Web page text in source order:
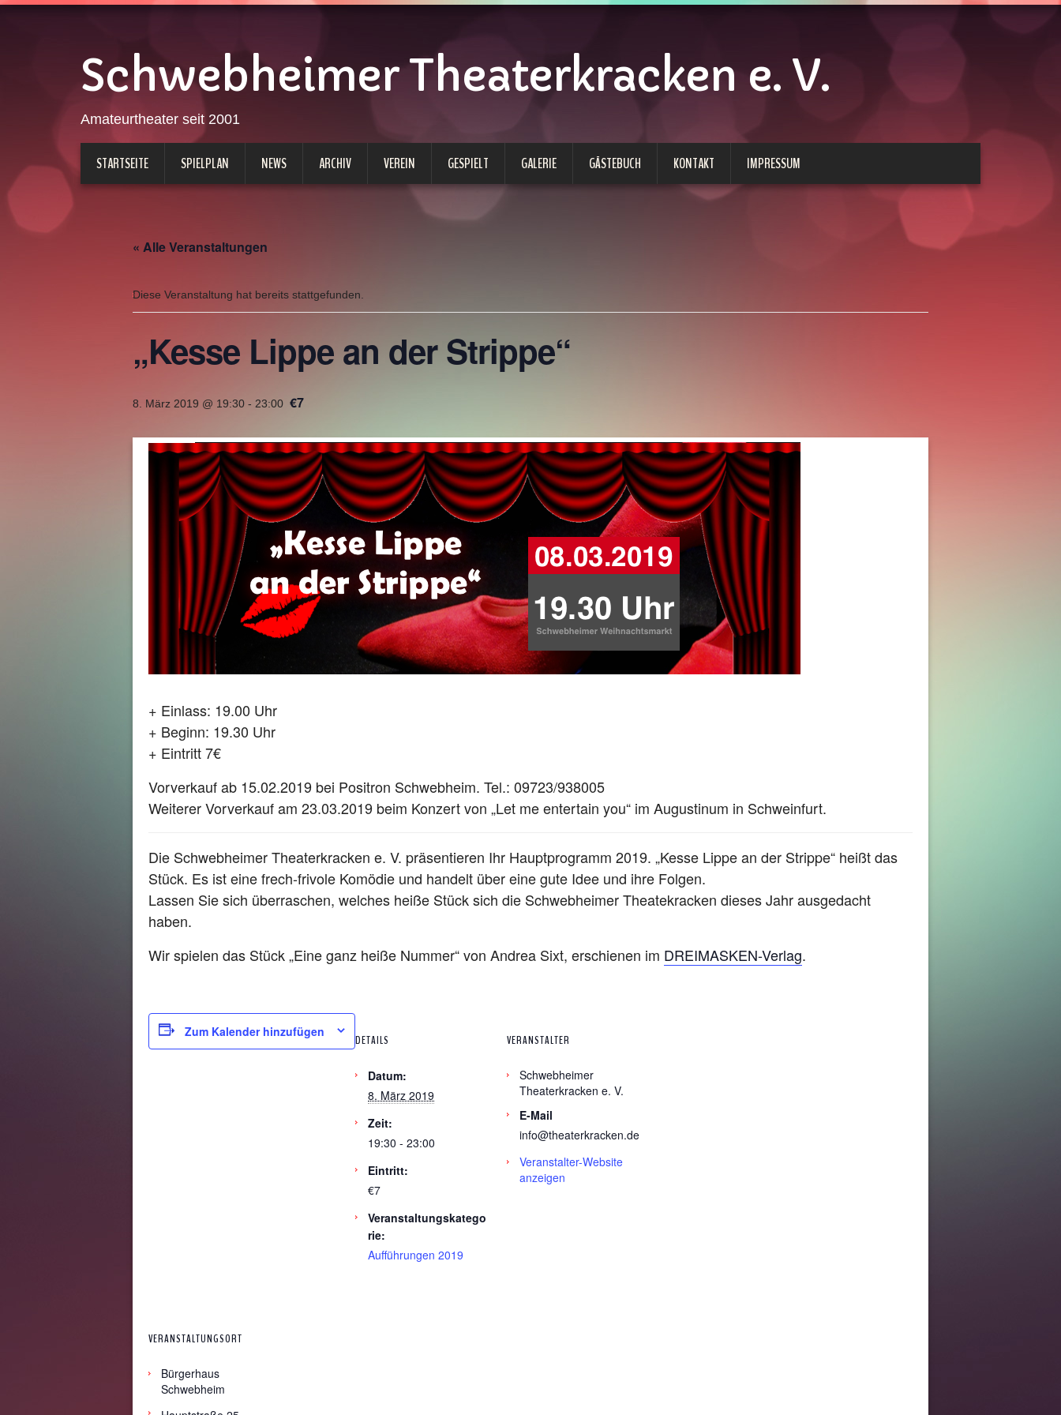
Schwebheimer Theaterkracken e. V.
Amateurtheater seit 2001
STARTSEITE SPIELPLAN NEWS ARCHIV VEREIN GESPIELT GALERIE GÄSTEBUCH KONTAKT IMPRESSUM
« Alle Veranstaltungen
Diese Veranstaltung hat bereits stattgefunden.
„Kesse Lippe an der Strippe“
8. März 2019 @ 19:30 - 23:00 €7
+ Einlass: 19.00 Uhr
+ Beginn: 19.30 Uhr
+ Eintritt 7€
Vorverkauf ab 15.02.2019 bei Positron Schwebheim. Tel.: 09723/938005
Weiterer Vorverkauf am 23.03.2019 beim Konzert von „Let me entertain you“ im Augustinum in Schweinfurt.
Die Schwebheimer Theaterkracken e. V. präsentieren Ihr Hauptprogramm 2019. „Kesse Lippe an der Strippe“ heißt das
Stück. Es ist eine frech-frivole Komödie und handelt über eine gute Idee und ihre Folgen.
Lassen Sie sich überraschen, welches heiße Stück sich die Schwebheimer Theatekracken dieses Jahr ausgedacht
haben.
Wir spielen das Stück „Eine ganz heiße Nummer“ von Andrea Sixt, erschienen im DREIMASKEN-Verlag.
Zum Kalender hinzufügen
DETAILS
Datum:
8. März 2019
Zeit:
19:30 - 23:00
Eintritt:
€7
Veranstaltungskatego
rie:
Aufführungen 2019
VERANSTALTER
Schwebheimer
Theaterkracken e. V.
E-Mail
info@theaterkracken.de
Veranstalter-Website
anzeigen
VERANSTALTUNGSORT
Bürgerhaus
Schwebheim